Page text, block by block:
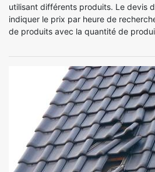
utilisant différents produits. Le devis
indiquer le prix par heure de
de produits avec la quantité de